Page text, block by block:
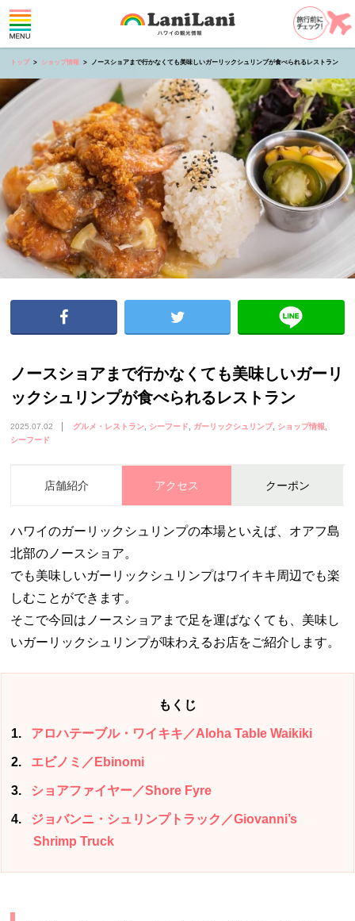
トップ ショップ情報 ノースショアまで行かなくても美味しいガーリックシュリンプが食べられるレストラン
ノースショアまで行かなくても美味しいガーリ
ックシュリンプが食べられるレストラン
2025.07.02 グルメ・レストラン シーフード ガーリックシュリンプ
ショップ情報
シーフード
店舗紹介 アクセス クーポン
ハワイのガーリックシュリンプの本場といえば、オアフ島
北部のノースショア。
でも美味しいガーリックシュリンプはワイキキ周辺でも楽
しむことができます。
そこで今回はノースショアまで足を運ばなくても、美味し
いガーリックシュリンプが味わえるお店をご紹介します。
もくじ
1 アロハテーブル・ワイキキ／Aloha Table Waikiki
2 エビノミ／Ebinomi
3 ショアファイヤー／Shore Fyre
4
ジョバンニ・シュリンプトラック／Giovanni’s
Shrimp Truck